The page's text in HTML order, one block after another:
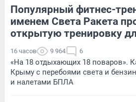
Популярный фитнес-
именем Света Ракета
открытую тренировку
16 часов 9 964 6
«На 18 отдыхающих 18 поваров».
Крыму с перебоями света и
и налетами БПЛА